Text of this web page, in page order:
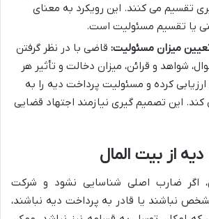
تقسیم می کنند. این رویکرد به معنای
یا تقسیم مسئولیت است.
میزان مسئولیت: قاضی با در نظر گرفتن
شواهد و قرائن، میزان دخالت و تأثیر هر
کرده و مسئولیت پرداخت دیه را به
این تصمیم گیری نیازمند اجتهاد قضایی
از بیت المال
اگر ضارب اصلی شناسایی نشود و شرکت
نباشند یا قادر به پرداخت دیه نباشند،